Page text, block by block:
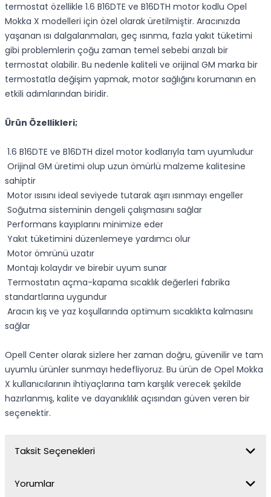
termostat özellikle 1.6 B16DTE ve B16DTH motor kodlu Opel
Mokka X modelleri için özel olarak üretilmiştir. Aracınızda
yaşanan ısı dalgalanmaları, geç ısınma, fazla yakıt tüketimi
gibi problemlerin çoğu zaman temel sebebi arızalı bir
termostat olabilir. Bu nedenle kaliteli ve orijinal GM marka bir
termostatla değişim yapmak, motor sağlığını korumanın en
etkili adımlarından biridir.
Ürün Özellikleri;
1.6 B16DTE ve B16DTH dizel motor kodlarıyla tam uyumludur
Orijinal GM üretimi olup uzun ömürlü malzeme kalitesine
sahiptir
Motor ısısını ideal seviyede tutarak aşırı ısınmayı engeller
Soğutma sisteminin dengeli çalışmasını sağlar
Performans kayıplarını minimize eder
Yakıt tüketimini düzenlemeye yardımcı olur
Motor ömrünü uzatır
Montajı kolaydır ve birebir uyum sunar
Termostatın açma-kapama sıcaklık değerleri fabrika
standartlarına uygundur
Aracın kış ve yaz koşullarında optimum sıcaklıkta kalmasını
sağlar
Opell Center olarak sizlere her zaman doğru, güvenilir ve tam
uyumlu ürünler sunmayı hedefliyoruz. Bu ürün de Opel Mokka
X kullanıcılarının ihtiyaçlarına tam karşılık verecek şekilde
hazırlanmış, kalite ve dayanıklılık açısından güven veren bir
seçenektir.
Taksit Seçenekleri
Yorumlar